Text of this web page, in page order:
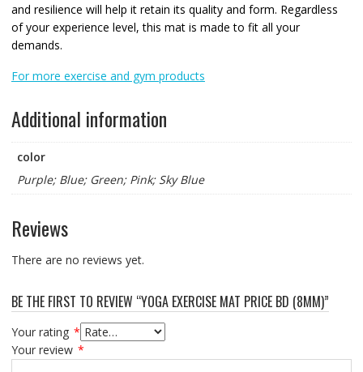
and resilience will help it retain its quality and form. Regardless
of your experience level, this mat is made to fit all your
demands.
For more exercise and gym products
Additional information
color
Purple; Blue; Green; Pink; Sky Blue
Reviews
There are no reviews yet.
BE THE FIRST TO REVIEW “YOGA EXERCISE MAT PRICE BD (8MM)”
Your rating *
Your review *